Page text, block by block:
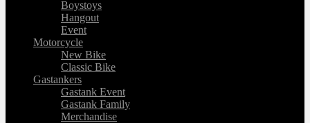
Boystoys
Hangout
Event
Motorcycle
New Bike
Classic Bike
Gastankers
Gastank Event
Gastank Family
Merchandise